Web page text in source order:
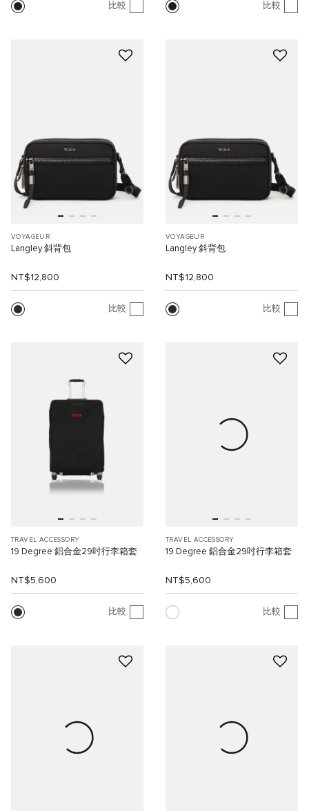
比較 比較
VOYAGEUR
Langley 斜背包
NT$12,800
比較
VOYAGEUR
Langley 斜背包
NT$12,800
比較
TRAVEL ACCESSORY
19 Degree 鋁合金29吋行李箱套
NT$5,600
比較
TRAVEL ACCESSORY
19 Degree 鋁合金29吋行李箱套
NT$5,600
比較